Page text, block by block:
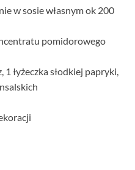
w sosie własnym ok 200
pomidorowego
łyżeczka słodkiej papryki,